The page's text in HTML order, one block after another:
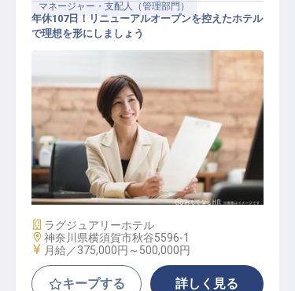
マネージャー・支配人（管理部門）
管理職／サービス部長
年休107日！リニューアルオープンを控えたホテル
で理想を形にしましょう
施設業態
ラグジュアリーホテル
勤務地
神奈川県横須賀市秋谷5596-1
給与
月給／375,000円～ 500,000円
キープする 詳しく見る